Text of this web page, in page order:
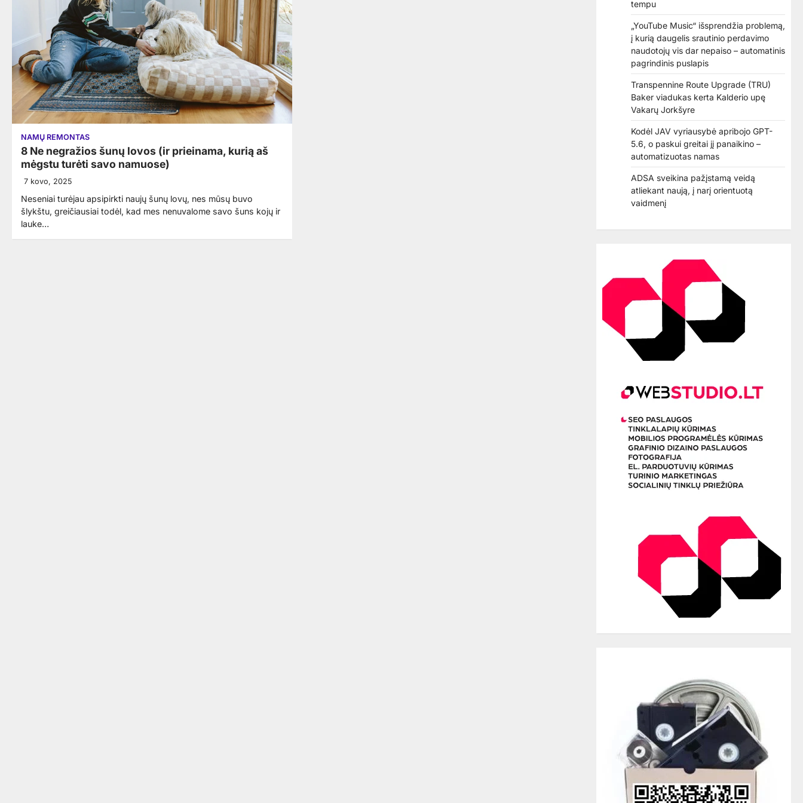
NAMŲ REMONTAS
8 Ne negražios šunų lovos (ir prieinama, kurią aš
mėgstu turėti savo namuose)
7 kovo, 2025
Neseniai turėjau apsipirkti naujų šunų lovų, nes mūsų buvo
šlykštu, greičiausiai todėl, kad mes nenuvalome savo šuns kojų ir
lauke…
tempu
„YouTube Music“ išsprendžia problemą,
į kurią daugelis srautinio perdavimo
naudotojų vis dar nepaiso – automatinis
pagrindinis puslapis
Transpennine Route Upgrade (TRU)
Baker viadukas kerta Kalderio upę
Vakarų Jorkšyre
Kodėl JAV vyriausybė apribojo GPT-
5.6, o paskui greitai jį panaikino –
automatizuotas namas
ADSA sveikina pažįstamą veidą
atliekant naują, į narį orientuotą
vaidmenį